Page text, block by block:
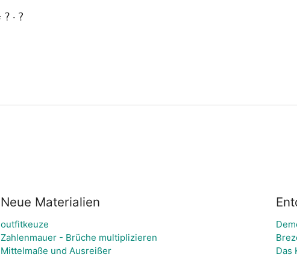
Neue Materialien
outfitkeuze
Zahlenmauer - Brüche multiplizieren
Mittelmaße und Ausreißer
Das